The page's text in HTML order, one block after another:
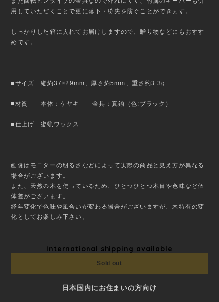
用していただくことで更に落下・紛失を防ぐことができます。
しっかりした箱に入れてお届けしますので、贈り物などにもおすす
めです。
—————————————————————
■サイズ 縦約37×29mm、厚さ約5mm、重さ約3.3g
■材質 本体：ケヤキ 金具：真鍮（色:ブラック）
■仕上げ 蜜蝋ワックス
—————————————————————
画像はモニターの明るさなどによって実際の商品と見え方が異なる
場合がございます。
また、天然の木を使っているため、ひとつひとつ木目や色味など個
体差がございます。
経年変化で色味や風合いが変わる場合がございますが、木特有の変
化としてお楽しみ下さい。
International shipping available
Sold out
日本国内にお住まいの方向け